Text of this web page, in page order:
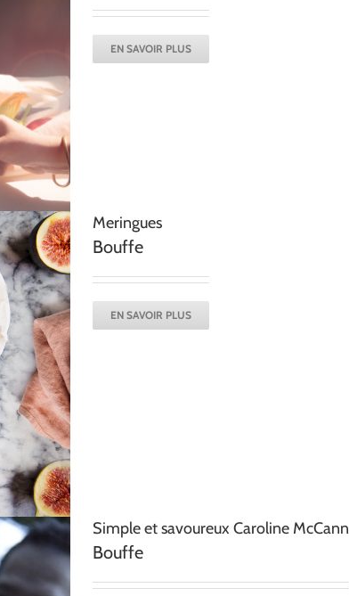
EN SAVOIR PLUS
Meringues
Bouffe
EN SAVOIR PLUS
Simple et savoureux Caroline McCann
Bouffe